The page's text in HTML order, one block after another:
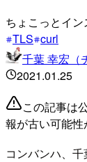
ちょこっとイン
TLS curl
千葉 幸宏（
2021.01.25
この記事は
報が古い可能性
コンバンハ、千